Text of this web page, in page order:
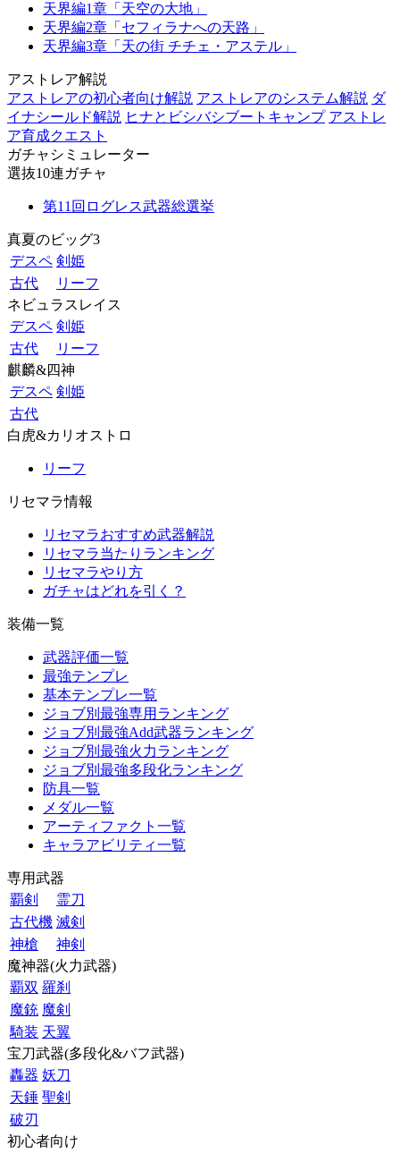
天界編1章「天空の大地」
天界編2章「セフィラナへの天路」
天界編3章「天の街 チチェ・アステル」
アストレア解説
アストレアの初心者向け解説 アストレアのシステム解説 ダ
イナシールド解説 ヒナとビシバシブートキャンプ アストレ
ア育成クエスト
ガチャシミュレーター
選抜10連ガチャ
第11回ログレス武器総選挙
真夏のビッグ3
デスペ 剣姫
古代
リーフ
ネビュラスレイス
デスペ 剣姫
古代
リーフ
麒麟&四神
デスペ 剣姫
古代
白虎&カリオストロ
リーフ
リセマラ情報
リセマラおすすめ武器解説
リセマラ当たりランキング
リセマラやり方
ガチャはどれを引く？
装備一覧
武器評価一覧
最強テンプレ
基本テンプレ一覧
ジョブ別最強専用ランキング
ジョブ別最強Add武器ランキング
ジョブ別最強火力ランキング
ジョブ別最強多段化ランキング
防具一覧
メダル一覧
アーティファクト一覧
キャラアビリティ一覧
専用武器
覇剣
霊刀
古代機 滅剣
神槍
神剣
魔神器(火力武器)
覇双 羅刹
魔銃 魔剣
騎装 天翼
宝刀武器(多段化&バフ武器)
轟器 妖刀
天錘 聖剣
破刃
初心者向け